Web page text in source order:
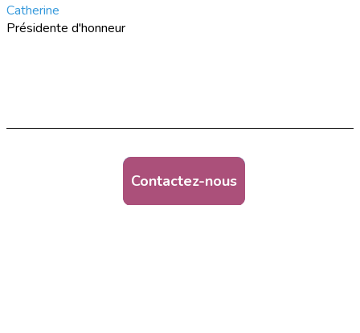
Catherine
Présidente d'honneur
Contactez-nous